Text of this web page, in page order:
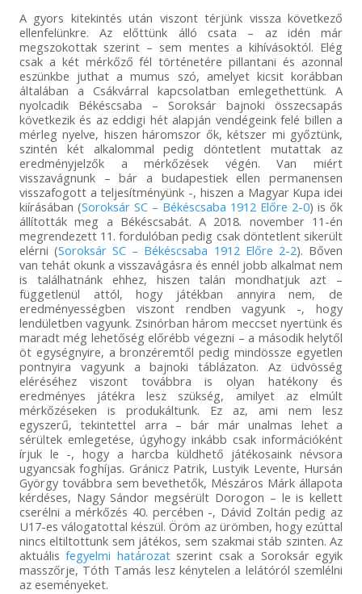
A gyors kitekintés után viszont térjünk vissza következő
ellenfelünkre. Az előttünk álló csata – az idén már
megszokottak szerint – sem mentes a kihívásoktól. Elég
csak a két mérkőző fél történetére pillantani és azonnal
eszünkbe juthat a mumus szó, amelyet kicsit korábban
általában a Csákvárral kapcsolatban emlegethettünk. A
nyolcadik Békéscsaba – Soroksár bajnoki összecsapás
következik és az eddigi hét alapján vendégeink felé billen a
mérleg nyelve, hiszen háromszor ők, kétszer mi győztünk,
szintén két alkalommal pedig döntetlent mutattak az
eredményjelzők a mérkőzések végén. Van miért
visszavágnunk – bár a budapestiek ellen permanensen
visszafogott a teljesítményünk -, hiszen a Magyar Kupa idei
kiírásában (Soroksár SC – Békéscsaba 1912 Előre 2-0) is ők
állították meg a Békéscsabát. A 2018. november 11-én
megrendezett 11. fordulóban pedig csak döntetlent sikerült
elérni (Soroksár SC – Békéscsaba 1912 Előre 2-2). Bőven
van tehát okunk a visszavágásra és ennél jobb alkalmat nem
is találhatnánk ehhez, hiszen talán mondhatjuk azt –
függetlenül attól, hogy játékban annyira nem, de
eredményességben viszont rendben vagyunk -, hogy
lendületben vagyunk. Zsinórban három meccset nyertünk és
maradt még lehetőség előrébb végezni – a második helytől
öt egységnyire, a bronzéremtől pedig mindössze egyetlen
pontnyira vagyunk a bajnoki táblázaton. Az üdvösség
eléréséhez viszont továbbra is olyan hatékony és
eredményes játékra lesz szükség, amilyet az elmúlt
mérkőzéseken is produkáltunk. Ez az, ami nem lesz
egyszerű, tekintettel arra – bár már unalmas lehet a
sérültek emlegetése, úgyhogy inkább csak információként
írjuk le -, hogy a harcba küldhető játékosaink névsora
ugyancsak foghíjas. Gránicz Patrik, Lustyik Levente, Hursán
György továbbra sem bevethetők, Mészáros Márk állapota
kérdéses, Nagy Sándor megsérült Dorogon – le is kellett
cserélni a mérkőzés 40. percében -, Dávid Zoltán pedig az
U17-es válogatottal készül. Öröm az ürömben, hogy ezúttal
nincs eltiltottunk sem játékos, sem szakmai stáb szinten. Az
aktuálisfegyelmi határozatszerint csak a Soroksár egyik
masszőrje, Tóth Tamás lesz kénytelen a lelátóról szemlélni
az eseményeket.